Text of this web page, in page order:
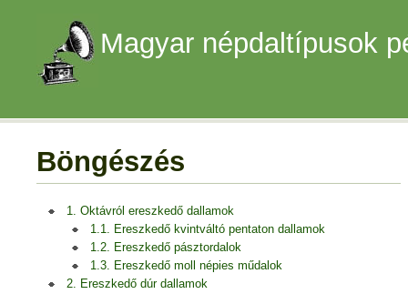
Magyar népdaltípusok
Böngészés
1. Oktávról ereszkedő dallamok
1.1. Ereszkedő kvintváltó pentaton dallamok
1.2. Ereszkedő pásztordalok
1.3. Ereszkedő moll népies műdalok
2. Ereszkedő dúr dallamok